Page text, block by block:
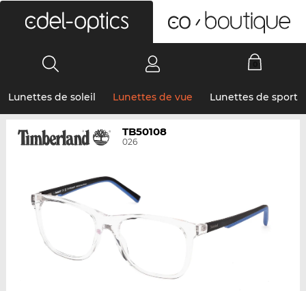
Lunettes de soleil Lunettes de vue Lunettes de sport
TB50108
026